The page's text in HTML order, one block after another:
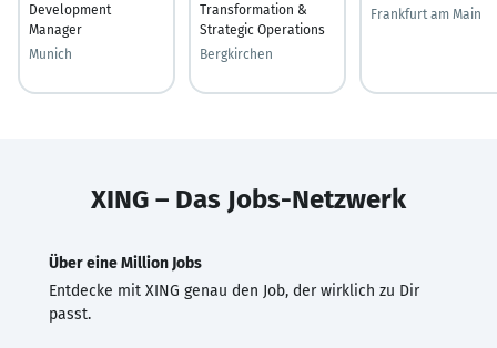
Development
Manager
Munich
Transformation &
Strategic Operations
Bergkirchen
Frankfurt am Main
XING – Das Jobs-Netzwerk
Über eine Million Jobs
Entdecke mit XING genau den Job, der wirklich zu Dir
passt.